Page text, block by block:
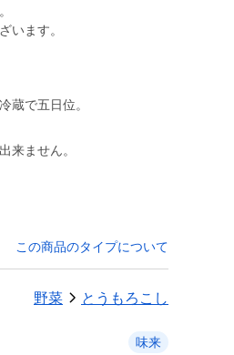
います。
蔵で五日位。
来ません。
この商品のタイプについて
野菜 とうもろこし
味来